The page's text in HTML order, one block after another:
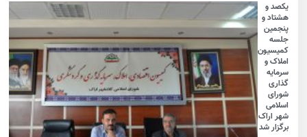
یکصد و
هشتاد و
پنجمین
جلسه
کمیسیون
املاک و
سرمایه
گذاری
شورای
اسلامی
شهر اراک
برگزار شد